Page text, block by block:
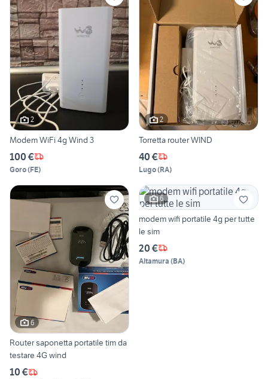
2
Modem WiFi 4g Wind 3
100 €
Goro(FE)
2
Torretta router WIND
40 €
Lugo(RA)
6
Router saponetta portatile tim da
testare 4G wind
10 €
6
modem wifi portatile 4g per tutte
le sim
20 €
Altamura (BA)